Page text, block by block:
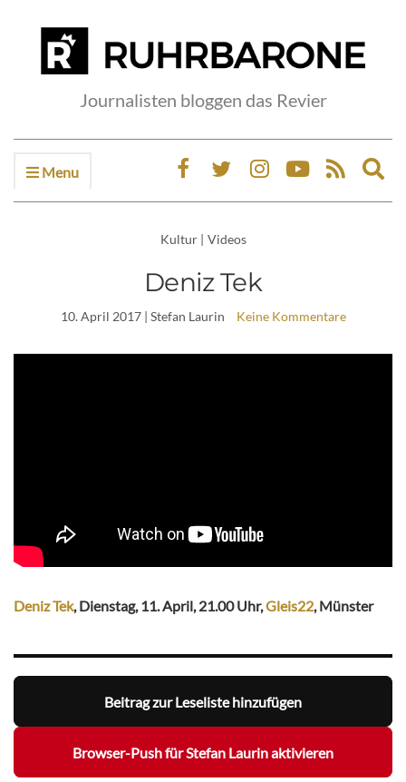
Journalisten bloggen das Revier
Menu
Kultur | Videos
Deniz Tek
10. April 2017| Stefan Laurin Keine Kommentare
Deniz Tek, Dienstag, 11. April, 21.00 Uhr,Gleis22, Münster
Beitrag zur Leseliste hinzufügen
Browser-Push für Stefan Laurin aktivieren